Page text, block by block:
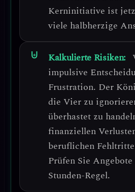
Kerninitiative ist
viele halbherzige
Kalkulierte Risiken:
impulsive
Frustration. Der
die Vier zu
überhastet zu
finanziellen
beruflichen
Prüfen Sie
Stunden-Regel.